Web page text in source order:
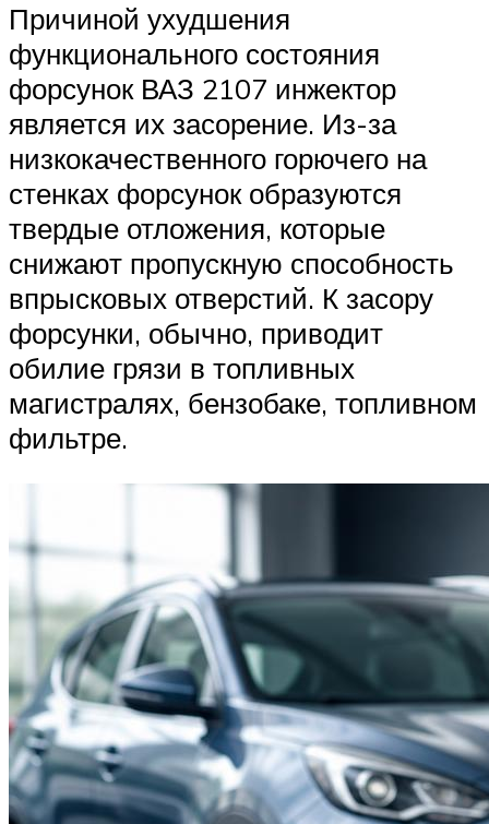
Причиной ухудшения
функционального состояния
форсунок ВАЗ 2107 инжектор
является их засорение. Из-за
низкокачественного горючего на
стенках форсунок образуются
твердые отложения, которые
снижают пропускную способность
впрысковых отверстий. К засору
форсунки, обычно, приводит
обилие грязи в топливных
магистралях, бензобаке, топливном
фильтре.